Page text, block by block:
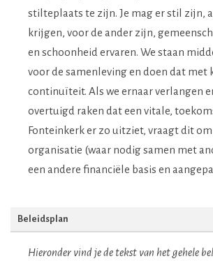
stilteplaats te zijn. Je mag er stil zijn,
krijgen, voor de ander zijn,
en schoonheid ervaren. We staan
voor de samenleving en doen dat met
continuïteit. Als we ernaar verlangen
overtuigd raken dat een vitale,
Fonteinkerk er zo uitziet, vraagt dit om
organisatie (waar nodig samen met
een andere financiële basis en
Beleidsplan
Hieronder vind je de tekst van het gehele